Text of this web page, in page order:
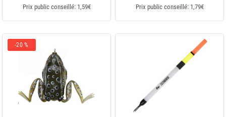
Prix public conseillé: 1,59€ Prix public conseillé: 1,79€
-20 %